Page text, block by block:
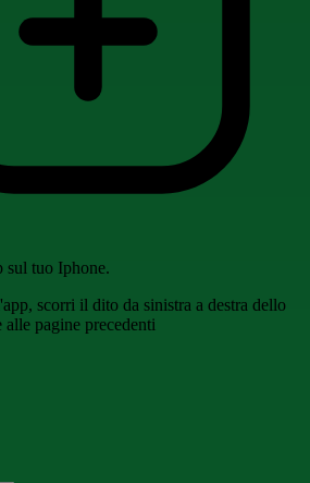
sul tuo Iphone.
scorri il dito da sinistra a destra dello
alle pagine precedenti